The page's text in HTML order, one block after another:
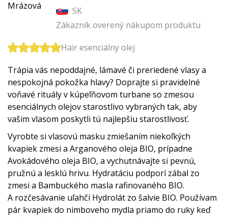
SK
Zákazník overený nákupom produktu
Hair esenciálny olej
Trápia vás nepoddajné, lámavé či preriedené vlasy a
nespokojná pokožka hlavy? Doprajte si pravidelné
voňavé rituály v kúpeľňovom turbane so zmesou
esenciálnych olejov starostlivo vybraných tak, aby
vašim vlasom poskytli tú najlepšiu starostlivosť.
Vyrobte si vlasovú masku zmiešaním niekoľkých
kvapiek zmesi a Arganového oleja BIO, prípadne
Avokádového oleja BIO, a vychutnávajte si pevnú,
pružnú a lesklú hrivu. Hydratáciu podporí zábal zo
zmesi a Bambuckého masla rafinovaného BIO.
A rozčesávanie uľahčí Hydrolát zo šalvie BIO. Používam
pár kvapiek do nimboveho mydla priamo do ruky keď